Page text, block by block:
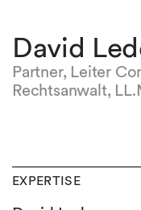
David
Partner, Leiter
Rechtsanwalt,
EXPERTISE